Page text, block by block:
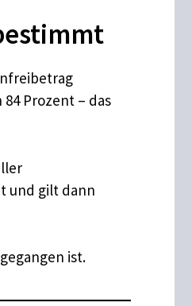
Prozent – das
und gilt dann
ist.